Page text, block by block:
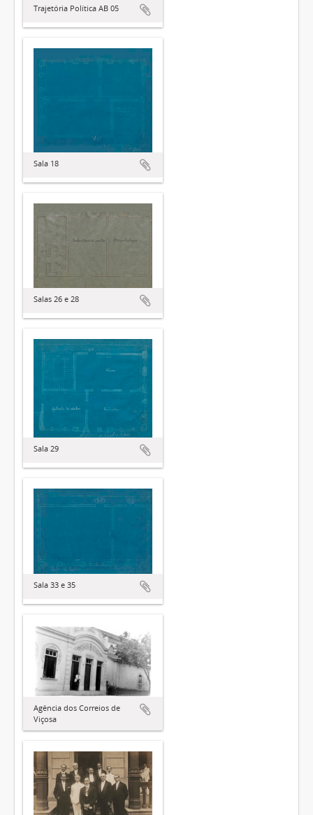
Trajetória Política AB 05
Sala 18
Salas 26 e 28
Sala 29
Sala 33 e 35
Agência dos Correios de
Viçosa